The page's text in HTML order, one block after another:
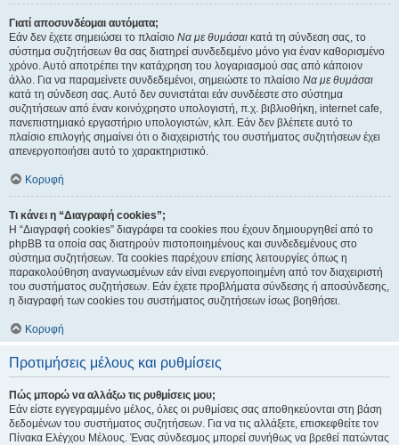
Γιατί αποσυνδέομαι αυτόματα;
Εάν δεν έχετε σημειώσει το πλαίσιο Να με θυμάσαι κατά τη σύνδεση σας, το
σύστημα συζητήσεων θα σας διατηρεί συνδεδεμένο μόνο για έναν καθορισμένο
χρόνο. Αυτό αποτρέπει την κατάχρηση του λογαριασμού σας από κάποιον
άλλο. Για να παραμείνετε συνδεδεμένοι, σημειώστε το πλαίσιο Να με θυμάσαι
κατά τη σύνδεση σας. Αυτό δεν συνιστάται εάν συνδέεστε στο σύστημα
συζητήσεων από έναν κοινόχρηστο υπολογιστή, π.χ. βιβλιοθήκη, internet cafe,
πανεπιστημιακό εργαστήριο υπολογιστών, κλπ. Εάν δεν βλέπετε αυτό το
πλαίσιο επιλογής σημαίνει ότι ο διαχειριστής του συστήματος συζητήσεων έχει
απενεργοποιήσει αυτό το χαρακτηριστικό.
Κορυφή
Τι κάνει η “Διαγραφή cookies”;
Η “Διαγραφή cookies” διαγράφει τα cookies που έχουν δημιουργηθεί από το
phpBB τα οποία σας διατηρούν πιστοποιημένους και συνδεδεμένους στο
σύστημα συζητήσεων. Τα cookies παρέχουν επίσης λειτουργίες όπως η
παρακολούθηση αναγνωσμένων εάν είναι ενεργοποιημένη από τον διαχειριστή
του συστήματος συζητήσεων. Εάν έχετε προβλήματα σύνδεσης ή αποσύνδεσης,
η διαγραφή των cookies του συστήματος συζητήσεων ίσως βοηθήσει.
Κορυφή
Προτιμήσεις μέλους και ρυθμίσεις
Πώς μπορώ να αλλάξω τις ρυθμίσεις μου;
Εάν είστε εγγεγραμμένο μέλος, όλες οι ρυθμίσεις σας αποθηκεύονται στη βάση
δεδομένων του συστήματος συζητήσεων. Για να τις αλλάξετε, επισκεφθείτε τον
Πίνακα Ελέγχου Μέλους. Ένας σύνδεσμος μπορεί συνήθως να βρεθεί πατώντας